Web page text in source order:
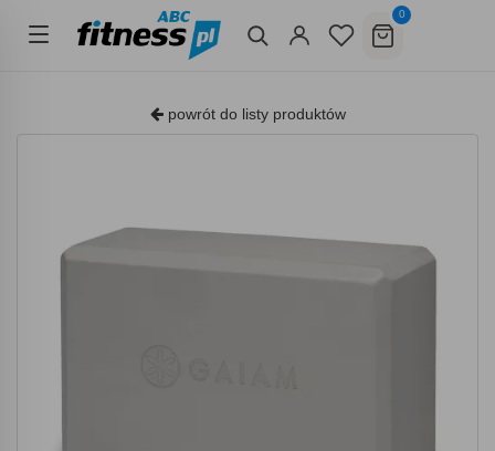
0
powrót do listy produktów